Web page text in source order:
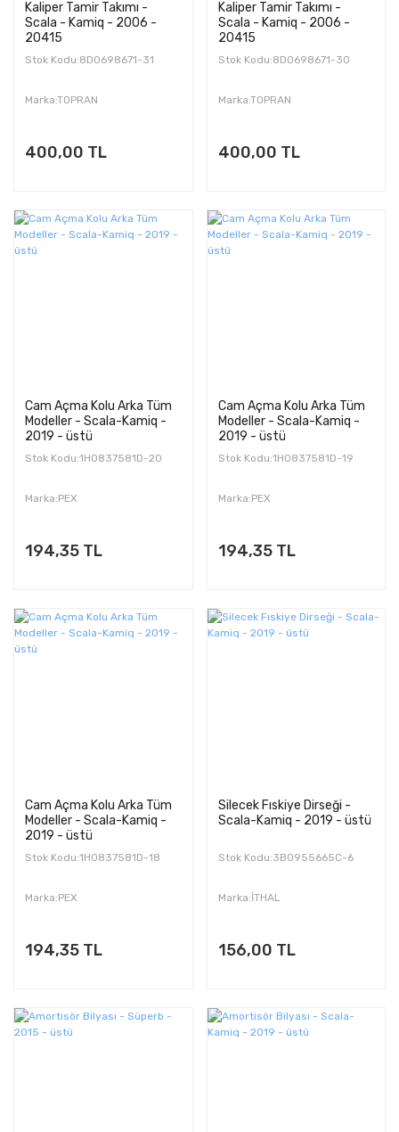
Kaliper Tamir Takımı -
Scala - Kamiq - 2006 -
20415
Stok Kodu:8D0698671-31
Marka:TOPRAN
400,00 TL
Kaliper Tamir Takımı -
Scala - Kamiq - 2006 -
20415
Stok Kodu:8D0698671-30
Marka:TOPRAN
400,00 TL
Cam Açma Kolu Arka Tüm
Modeller - Scala-Kamiq -
2019 - üstü
Stok Kodu:1H0837581D-20
Marka:PEX
194,35 TL
Cam Açma Kolu Arka Tüm
Modeller - Scala-Kamiq -
2019 - üstü
Stok Kodu:1H0837581D-19
Marka:PEX
194,35 TL
Cam Açma Kolu Arka Tüm
Modeller - Scala-Kamiq -
2019 - üstü
Stok Kodu:1H0837581D-18
Marka:PEX
194,35 TL
Silecek Fıskiye Dirseği -
Scala-Kamiq - 2019 - üstü
Stok Kodu:3B0955665C-6
Marka:İTHAL
156,00 TL